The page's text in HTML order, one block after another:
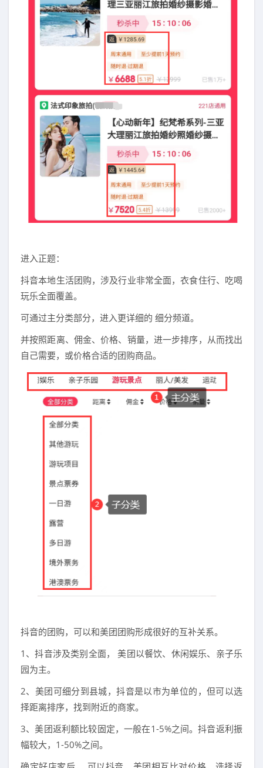
进入正题：
抖音本地生活团购，涉及行业非常全面，衣食住行、吃喝
玩乐全面覆盖。
可通过主分类部分，进入更详细的 细分频道。
并按照距离、佣金、价格、销量，进一步排序，从而找出
自己需要，或价格合适的团购商品。
抖音的团购，可以和美团团购形成很好的互补关系。
1、抖音涉及类别全面， 美团以餐饮、休闲娱乐、亲子乐
园为主。
2、美团可细分到县城，抖音是以市为单位的，但可以选
择距离排序，找到附近的商家。
3、美团返利额比较固定，一般在1-5%之间。抖音返利振
幅较大，1-50%之间。